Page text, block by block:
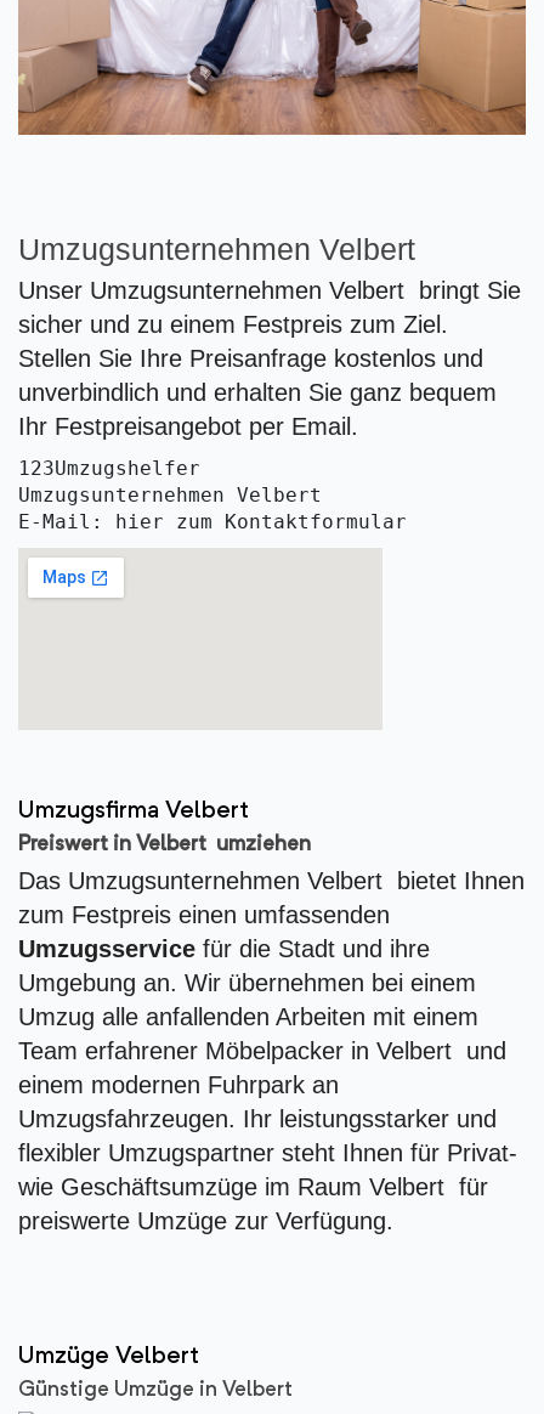
Umzugsunternehmen Velbert
Unser Umzugsunternehmen Velbert bringt Sie
sicher und zu einem Festpreis zum Ziel.
Stellen Sie Ihre Preisanfrage kostenlos und
unverbindlich und erhalten Sie ganz bequem
Ihr Festpreisangebot per Email.
123Umzugshelfer
Umzugsunternehmen Velbert
E-Mail: hier zum Kontaktformular
Umzugsfirma Velbert
Preiswert in Velbert umziehen
Das Umzugsunternehmen Velbert bietet Ihnen
zum Festpreis einen umfassenden
Umzugsservice für die Stadt und ihre
Umgebung an. Wir übernehmen bei einem
Umzug alle anfallenden Arbeiten mit einem
Team erfahrener Möbelpacker in Velbert und
einem modernen Fuhrpark an
Umzugsfahrzeugen. Ihr leistungsstarker und
flexibler Umzugspartner steht Ihnen für Privat-
wie Geschäftsumzüge im Raum Velbert für
preiswerte Umzüge zur Verfügung.
Umzüge Velbert
Günstige Umzüge in Velbert